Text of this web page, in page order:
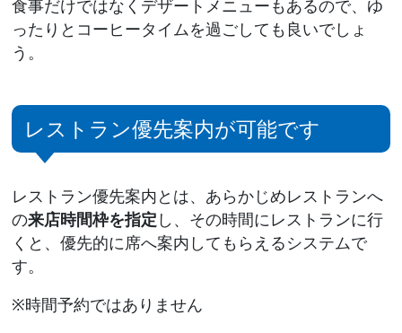
食事だけではなくデザートメニューもあるので、ゆ
ったりとコーヒータイムを過ごしても良いでしょ
う。
レストラン優先案内が可能です
レストラン優先案内とは、あらかじめレストランへ
の来店時間枠を指定 し、その時間にレストランに行
くと、優先的に席へ案内してもらえるシステムで
す。
※時間予約ではありません